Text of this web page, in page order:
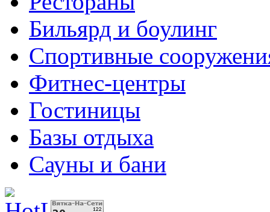
Бильярд и боулинг
Спортивные
Фитнес-центры
Гостиницы
Базы отдыха
Сауны и бани